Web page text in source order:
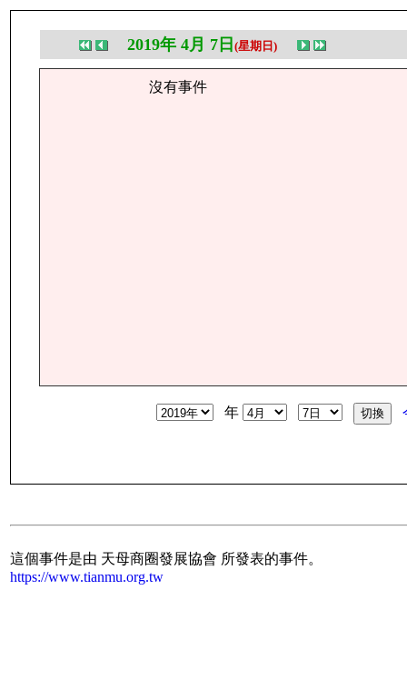
2019年 4月 7日 (星期日)
沒有事件
年
這個事件是由 天母商圈發展協會 所發表的事件。
https://www.tianmu.org.tw